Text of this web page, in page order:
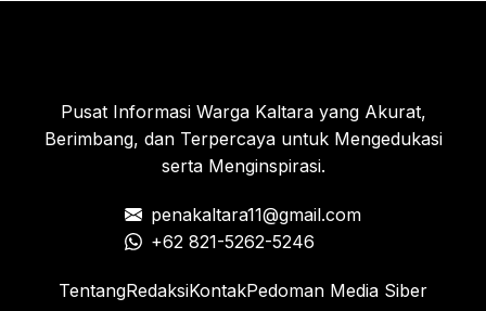
Pusat Informasi Warga Kaltara yang Akurat,
Berimbang, dan Terpercaya untuk Mengedukasi
serta Menginspirasi.
penakaltara11@gmail.com
+62 821-5262-5246
TentangRedaksiKontakPedoman Media Siber